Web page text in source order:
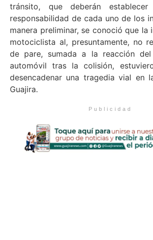
tránsito, que deberán
responsabilidad de cada uno de los
manera preliminar, se conoció que la
motociclista al, presuntamente, no
de pare, sumada a la reacción
automóvil tras la colisión,
desencadenar una tragedia vial en
Guajira.
Publicidad